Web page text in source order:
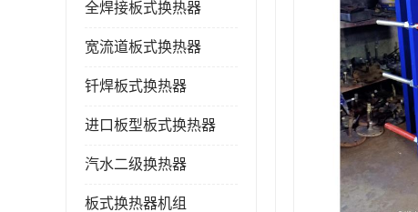
全焊接板式换热器
宽流道板式换热器
钎焊板式换热器
进口板型板式换热器
汽水二级换热器
板式换热器机组